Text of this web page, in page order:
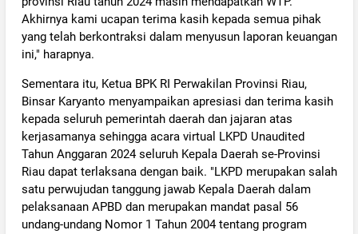
Akhirnya kami ucapan terima kasih kepada semua pihak
yang telah berkontraksi dalam menyusun laporan keuangan
ini," harapnya.
Sementara itu, Ketua BPK RI Perwakilan Provinsi Riau,
Binsar Karyanto menyampaikan apresiasi dan terima kasih
kepada seluruh pemerintah daerah dan jajaran atas
kerjasamanya sehingga acara virtual LKPD Unaudited
Tahun Anggaran 2024 seluruh Kepala Daerah se-Provinsi
Riau dapat terlaksana dengan baik. "LKPD merupakan salah
satu perwujudan tanggung jawab Kepala Daerah dalam
pelaksanaan APBD dan merupakan mandat pasal 56
undang-undang Nomor 1 Tahun 2004 tentang program